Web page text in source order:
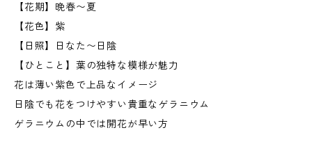
【花期】晩春〜夏
【花色】紫
【日照】日なた〜日陰
【ひとこと】葉の独特な模様が魅力
花は薄い紫色で上品なイメージ
日陰でも花をつけやすい貴重なゲラニウム
ゲラニウムの中では開花が早い方